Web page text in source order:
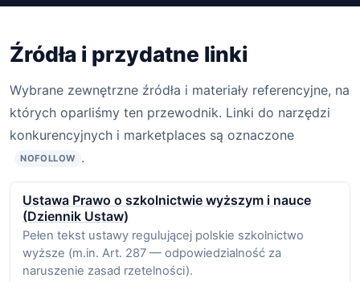
Źródła i przydatne linki
Wybrane zewnętrzne źródła i materiały referencyjne, na
których oparliśmy ten przewodnik. Linki do narzędzi
konkurencyjnych i marketplaces są oznaczone
NOFOLLOW .
Ustawa Prawo o szkolnictwie wyższym i nauce
(Dziennik Ustaw)
Pełen tekst ustawy regulującej polskie szkolnictwo
wyższe (m.in. Art. 287 — odpowiedzialność za
naruszenie zasad rzetelności).